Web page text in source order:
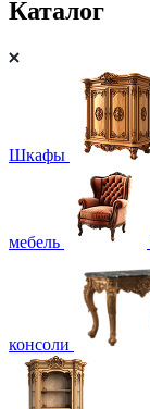
Каталог
Шкафы
мебель
консоли